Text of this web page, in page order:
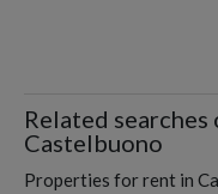
Related
Castelbuono
Properties for rent in